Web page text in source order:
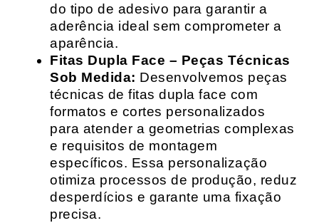
do tipo de adesivo para garantir a
aderência ideal sem comprometer a
aparência.
Fitas Dupla Face – Peças Técnicas
Sob Medida: Desenvolvemos peças
técnicas de fitas dupla face com
formatos e cortes personalizados
para atender a geometrias complexas
e requisitos de montagem
específicos. Essa personalização
otimiza processos de produção, reduz
desperdícios e garante uma fixação
precisa.